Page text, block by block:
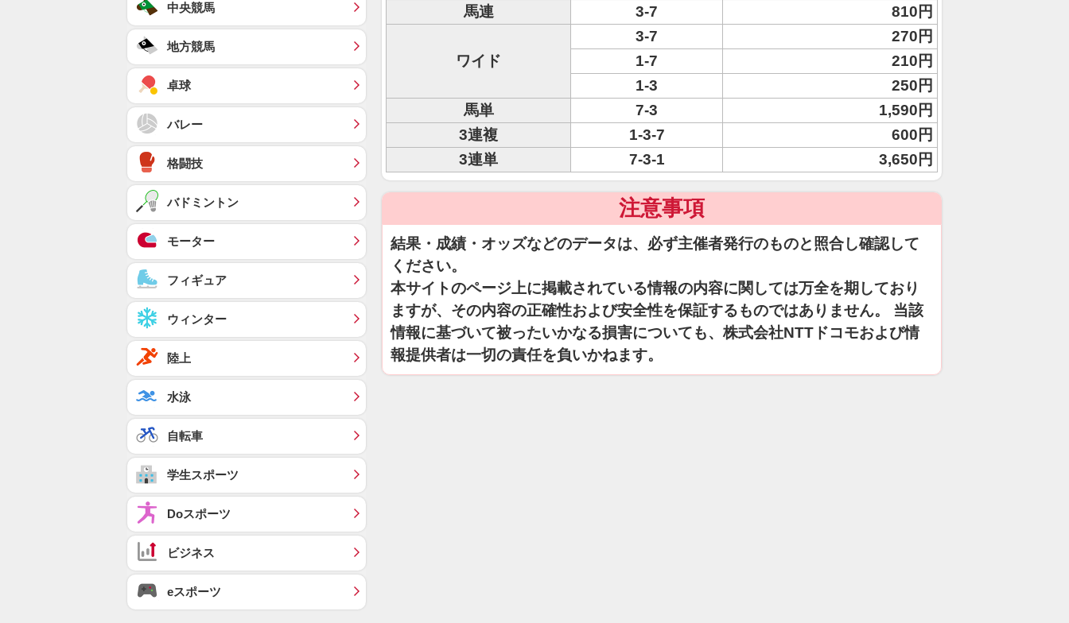
馬連
3-7 810円
ワイド
3-7
270円
1-7
210円
1-3
250円
馬単
7-3
1,590円
3連複
1-3-7
600円
3連単
7-3-1 3,650円
注意事項
結果・成績・オッズなどのデータは、必ず主催者発行のものと照合し確認して
ください。
本サイトのページ上に掲載されている情報の内容に関しては万全を期しており
ますが、その内容の正確性および安全性を保証するものではありません。 当該
情報に基づいて被ったいかなる損害についても、株式会社NTTドコモおよび情
報提供者は一切の責任を負いかねます。
中央競馬
地方競馬
卓球
バレー
格闘技
バドミントン
モーター
フィギュア
ウィンター
陸上
水泳
自転車
学生スポーツ
Doスポーツ
ビジネス
eスポーツ